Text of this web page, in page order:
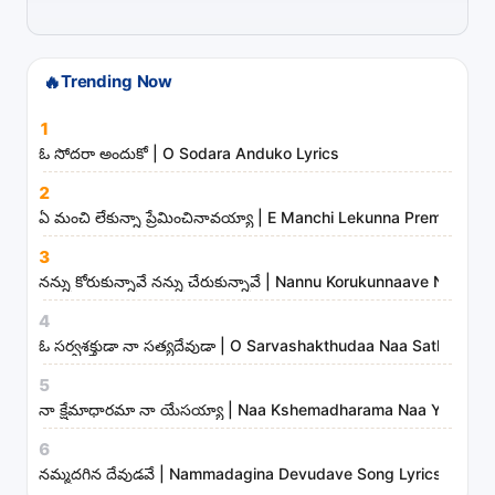
t
a
n
d
m
i
n
i
s
t
r
i
e
s
🔥Trending Now
1
ఓ సోదరా అందుకో | O Sodara Anduko Lyrics
2
ఏ మంచి లేకున్నా ప్రేమించినావయ్యా | E Manchi Lekunna
3
నన్ను కోరుకున్నావే నన్ను చేరుకున్నావే | Nannu Korukunnaave Nannu
4
ఓ సర్వశక్తుడా నా సత్యదేవుడా | O Sarvashakthudaa Naa
5
నా క్షేమాధారమా నా యేసయ్యా | Naa Kshemadharama Naa Yesayya
6
నమ్మదగిన దేవుడవే | Nammadagina Devudave Song Lyrics